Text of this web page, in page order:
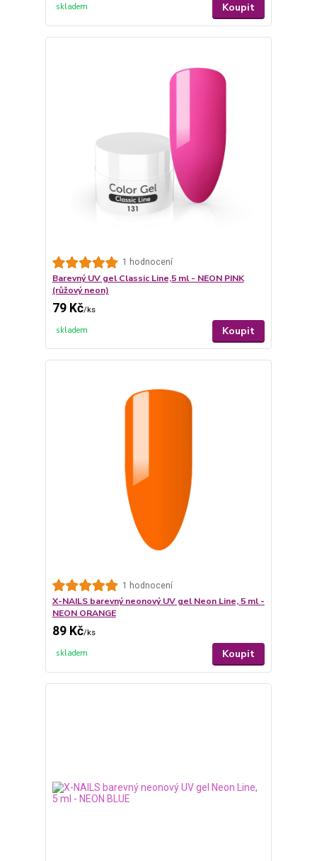
skladem Koupit
1 hodnocení
Barevný UV gel Classic Line,5 ml - NEON PINK
(růžový neon)
79 Kč/ks
skladem Koupit
1 hodnocení
X-NAILS barevný neonový UV gel Neon Line, 5 ml -
NEON ORANGE
89 Kč/ks
skladem Koupit